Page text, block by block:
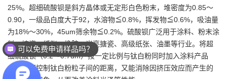
25%。超细硫酸钡是斜方晶体或无定形白色粉末，堆密度为0.85～
0.90，一级品白度大于92，水溶物≦0.8%，挥发物≦0.6%，吸油量
为18%～30%，45um筛余物≦0.2%。硫酸钡广泛用于涂料、粉末涂
料、搪瓷、纸张、橡胶、光亮搪瓷、高级纸张、油墨等行业。将超
细硫酸钡（0.2～0.7um）按一定比例与钛白粉同时加入涂料产品
中，既可控制钛白粉粒子间的距离，又能消除因挤压效应而产生的
可以免费申请样品吗？